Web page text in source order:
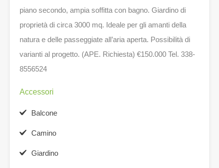
piano secondo, ampia soffitta con bagno. Giardino di
proprietà di circa 3000 mq. Ideale per gli amanti della
natura e delle passeggiate all’aria aperta. Possibilità di
varianti al progetto. (APE. Richiesta) €150.000 Tel. 338-
8556524
Accessori
Balcone
Camino
Giardino